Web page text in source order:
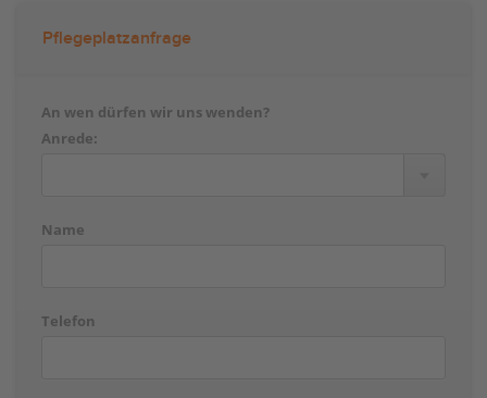
Pflegeplatzanfrage
An wen dürfen wir uns wenden?
Anrede:
Name
Telefon